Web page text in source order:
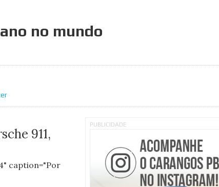
no mundo
911,
caption="Por
PUBLICIDADE